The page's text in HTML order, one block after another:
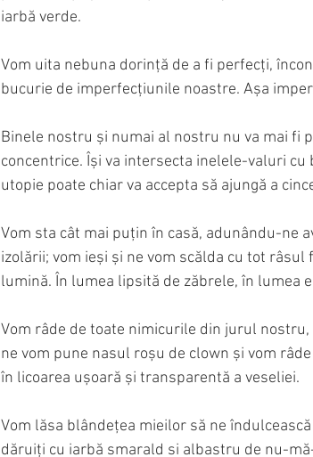
iarbă verde.
Vom uita nebuna dorință de a fi perfecți,
bucurie de imperfecțiunile noastre. Așa
Binele nostru și numai al nostru nu va mai fi
concentrice. Își va intersecta inelele-valuri
utopie poate chiar va accepta să ajungă a
Vom sta cât mai puțin în casă, adunându-ne
izolării; vom ieși și ne vom scălda cu tot
lumină. În lumea lipsită de zăbrele, în lumea
Vom râde de toate nimicurile din jurul
ne vom pune nasul roșu de clown și vom
în licoarea ușoară și transparentă a veseliei.
Vom lăsa blândețea mieilor să ne
dăruiți cu iarbă smarald si albastru de nu-